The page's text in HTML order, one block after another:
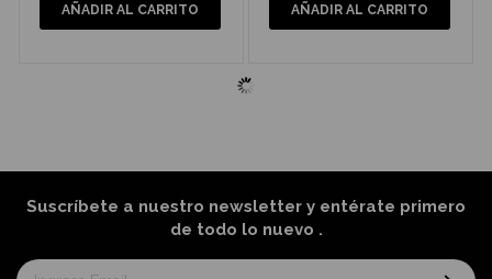
AÑADIR AL CARRITO AÑADIR AL CARRITO
Suscríbete a nuestro newsletter y entérate primero
de todo lo nuevo .
Suscríbase